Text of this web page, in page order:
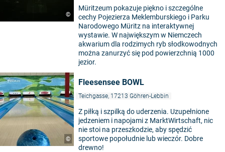
©
Müritzeum pokazuje piękno i szczególne
cechy Pojezierza Meklemburskiego i Parku
Narodowego Müritz na interaktywnej
wystawie. W największym w Niemczech
akwarium dla rodzimych ryb słodkowodnych
można zanurzyć się pod powierzchnią 1000
jezior.
©
Fleesensee BOWL
Teichgasse, 17213 Göhren-Lebbin
Z piłką i szpilką do uderzenia. Uzupełnione
jedzeniem i napojami z MarktWirtschaft, nic
nie stoi na przeszkodzie, aby spędzić
sportowe popołudnie lub wieczór. Dobre
drewno!